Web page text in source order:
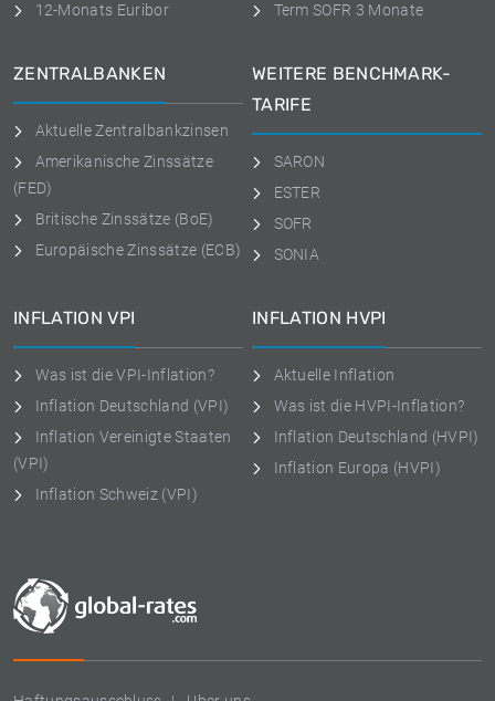
12-Monats Euribor
Term SOFR 3 Monate
ZENTRALBANKEN
Aktuelle Zentralbankzinsen
Amerikanische Zinssätze
(FED)
Britische Zinssätze (BoE)
Europäische Zinssätze (ECB)
WEITERE BENCHMARK-
TARIFE
SARON
ESTER
SOFR
SONIA
INFLATION VPI
Was ist die VPI-Inflation?
Inflation Deutschland (VPI)
Inflation Vereinigte Staaten
(VPI)
Inflation Schweiz (VPI)
INFLATION HVPI
Aktuelle Inflation
Was ist die HVPI-Inflation?
Inflation Deutschland (HVPI)
Inflation Europa (HVPI)